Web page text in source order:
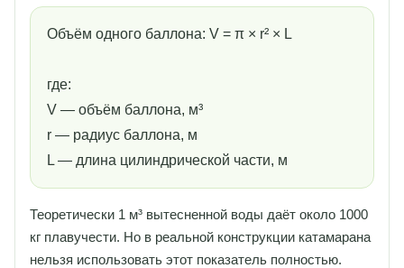
Объём одного баллона: V = π × r² × L
где:
V — объём баллона, м³
r — радиус баллона, м
L — длина цилиндрической части, м
Теоретически 1 м³ вытесненной воды даёт около 1000
кг плавучести. Но в реальной конструкции катамарана
нельзя использовать этот показатель полностью.